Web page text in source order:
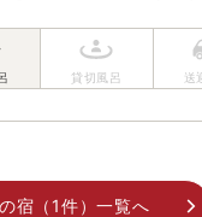
宿（1件）一覧へ